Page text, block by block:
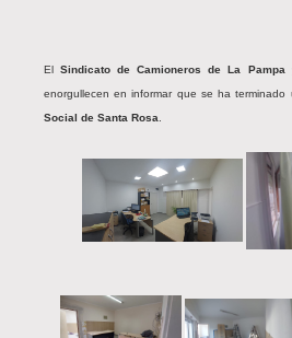
El Sindicato de Camioneros de La Pampa
enorgullecen en informar que se ha
Social de Santa Rosa